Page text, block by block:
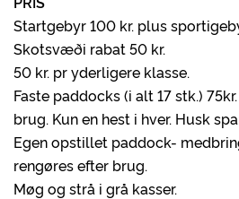
Startgebyr 100 kr. plus
Skotsvæði rabat 50 kr.
50 kr. pr yderligere klasse.
Faste paddocks (i alt 17 stk.)
brug. Kun en hest i hver. Husk
Egen opstillet paddock-
rengøres efter brug.
Møg og strå i grå kasser.